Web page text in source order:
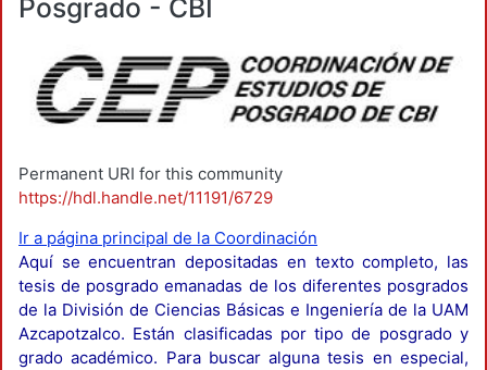
Posgrado - CBI
Permanent URI for this community
https://hdl.handle.net/11191/6729
Ir a página principal de la Coordinación
Aquí se encuentran depositadas en texto completo, las
tesis de posgrado emanadas de los diferentes posgrados
de la División de Ciencias Básicas e Ingeniería de la UAM
Azcapotzalco. Están clasificadas por tipo de posgrado y
grado académico. Para buscar alguna tesis en especial,